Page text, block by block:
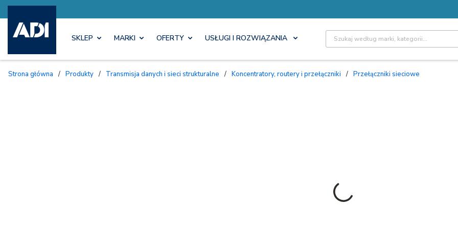
SKLEP MARKI OFERTY USŁUGI I ROZWIĄZANIA Site Search
Strona główna / Produkty / Transmisja danych i sieci strukturalne / Koncentratory, routery i przełączniki / Przełączniki sieciowe